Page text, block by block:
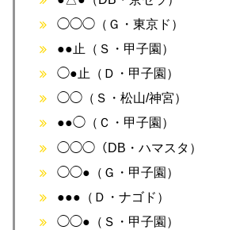
◯◯◯（Ｇ・東京ド）
●●止（Ｓ・甲子園）
◯●止（Ｄ・甲子園）
◯◯（Ｓ・松山/神宮）
●●◯（Ｃ・甲子園）
◯◯◯（DB・ハマスタ）
◯◯●（Ｇ・甲子園）
●●●（Ｄ・ナゴド）
◯◯●（Ｓ・甲子園）